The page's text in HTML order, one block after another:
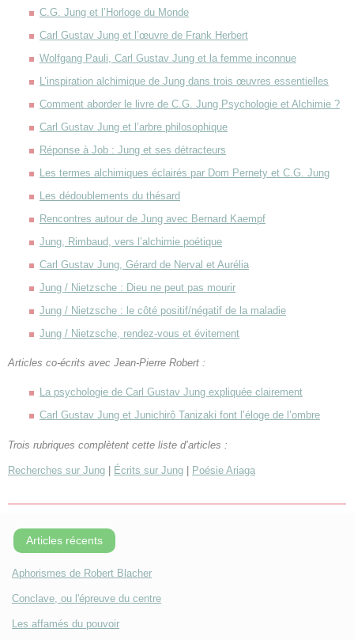
C.G. Jung et l’Horloge du Monde
Carl Gustav Jung et l’œuvre de Frank Herbert
Wolfgang Pauli, Carl Gustav Jung et la femme inconnue
L’inspiration alchimique de Jung dans trois œuvres essentielles
Comment aborder le livre de C.G. Jung Psychologie et Alchimie ?
Carl Gustav Jung et l’arbre philosophique
Réponse à Job : Jung et ses détracteurs
Les termes alchimiques éclairés par Dom Pernety et C.G. Jung
Les dédoublements du thésard
Rencontres autour de Jung avec Bernard Kaempf
Jung, Rimbaud, vers l’alchimie poétique
Carl Gustav Jung, Gérard de Nerval et Aurélia
Jung / Nietzsche : Dieu ne peut pas mourir
Jung / Nietzsche : le côté positif/négatif de la maladie
Jung / Nietzsche, rendez-vous et évitement
Articles co-écrits avec Jean-Pierre Robert :
La psychologie de Carl Gustav Jung expliquée clairement
Carl Gustav Jung et Junichirô Tanizaki font l’éloge de l’ombre
Trois rubriques complètent cette liste d’articles :
Recherches sur Jung Écrits sur Jung Poésie Ariaga
Articles récents
Aphorismes de Robert Blacher
Conclave, ou l'épreuve du centre
Les affamés du pouvoir